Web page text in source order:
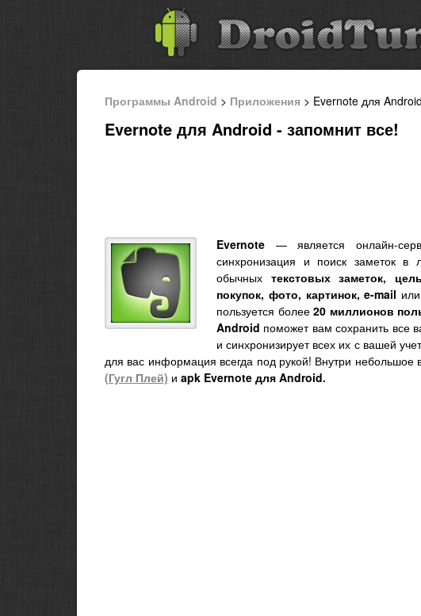
Программы Android > Приложения > Evernote для
Evernote для Android - запомнит все!
Evernote — является онлайн-
синхронизация и поиск заметок
обычных текстовых заметок,
покупок, фото, картинок, e-mail
пользуется более20 миллионов
Android поможет вам сохранить все
и синхронизирует всех их с вашей
для вас информация всегда под рукой! Внутри небольшое
(Гугл Плей) и apk Evernote для Android.